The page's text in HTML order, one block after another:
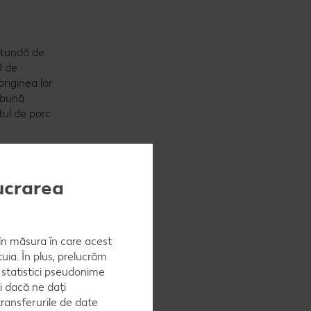
de
de
lor
de porc
măsura în care acest
În plus, prelucrăm
pseudonime
dacă ne dați
de date